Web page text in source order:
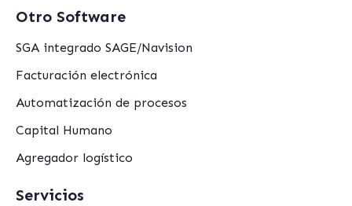
Otro Software
SGA integrado SAGE/Navision
Facturación electrónica
Automatización de procesos
Capital Humano
Agregador logístico
Servicios